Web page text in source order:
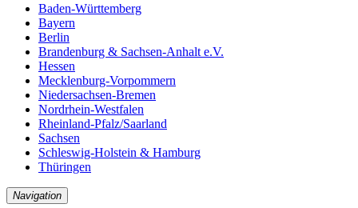
Baden-Württemberg
Bayern
Berlin
Brandenburg & Sachsen-Anhalt e.V.
Hessen
Mecklenburg-Vorpommern
Niedersachsen-Bremen
Nordrhein-Westfalen
Rheinland-Pfalz/Saarland
Sachsen
Schleswig-Holstein & Hamburg
Thüringen
Navigation